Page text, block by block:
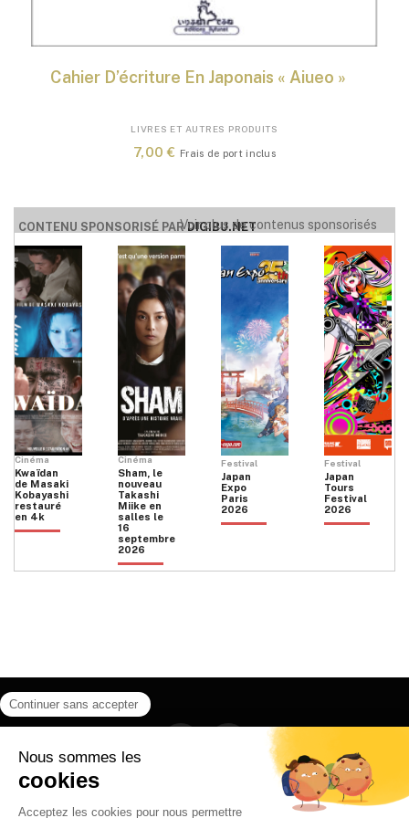
Cahier D’écriture En Japonais « Aiueo »
LIVRES ET AUTRES PRODUITS
7,00€ Frais de port inclus
CONTENU SPONSORISÉ PARDIGIBU.NET
Voir plus de contenus sponsorisés
Cinéma
Kwaïdan
de Masaki
Kobayashi
restauré
en 4k
Cinéma
Sham, le
nouveau
Takashi
Miike en
salles le
16
septembre
2026
Festival
Japan
Expo
Paris
2026
Festival
Japan
Tours
Festival
2026
Instagram
CONTACT